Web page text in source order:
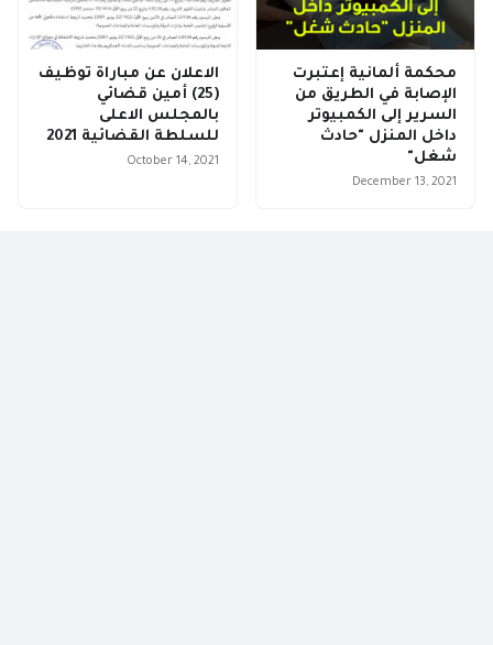
محكمة ألمانية إعتبرت
الإصابة في الطريق من
السرير إلى الكمبيوتر
داخل المنزل "حادث
شغل"
December 13, 2021
الاعلان عن مباراة توظيف
(25) أمين قضائي
بالمجلس الاعلى
للسلطة القضائية 2021
October 14, 2021